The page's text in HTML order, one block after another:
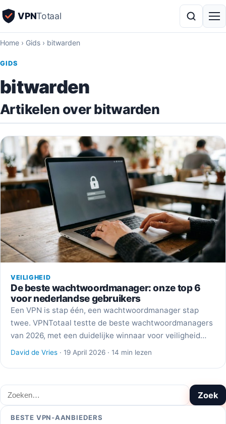
VPNTotaal
Home › Gids › bitwarden
GIDS
bitwarden
Artikelen over bitwarden
VEILIGHEID
De beste wachtwoordmanager: onze top 6
voor nederlandse gebruikers
Een VPN is stap één, een wachtwoordmanager stap
twee. VPNTotaal testte de beste wachtwoordmanagers
van 2026, met een duidelijke winnaar voor veiligheid…
David de Vries · 19 April 2026 · 14 min lezen
Zoeken Zoek
BESTE VPN-AANBIEDERS